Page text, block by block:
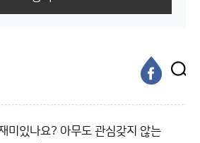
미있나요? 아무도 관심갖지 않는